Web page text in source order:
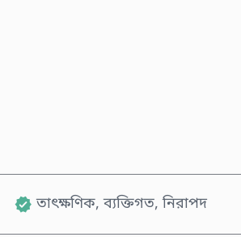
তাৎক্ষণিক, ব্যক্তিগত, নিরাপদ